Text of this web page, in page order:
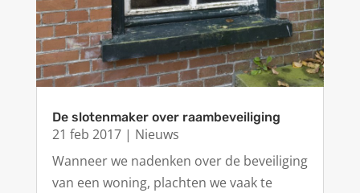
De slotenmaker over raambeveiliging
21 feb 2017| Nieuws
Wanneer we nadenken over de beveiliging
van een woning, plachten we vaak te